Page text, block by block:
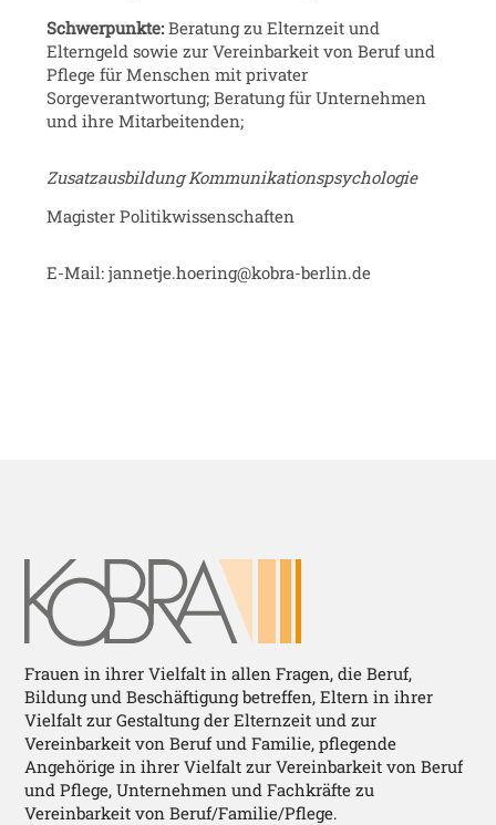
Schwerpunkte:Beratung zu Elternzeit und
Elterngeld sowie zur Vereinbarkeit von Beruf und
Pflege für Menschen mit privater
Sorgeverantwortung; Beratung für Unternehmen
und ihre Mitarbeitenden;
Zusatzausbildung Kommunikationspsychologie
Magister Politikwissenschaften
E-Mail: jannetje.hoering@kobra-berlin.de
Frauen in ihrer Vielfalt in allen Fragen, die Beruf,
Bildung und Beschäftigung betreffen, Eltern in ihrer
Vielfalt zur Gestaltung der Elternzeit und zur
Vereinbarkeit von Beruf und Familie, pflegende
Angehörige in ihrer Vielfalt zur Vereinbarkeit von Beruf
und Pflege, Unternehmen und Fachkräfte zu
Vereinbarkeit von Beruf/Familie/Pflege.